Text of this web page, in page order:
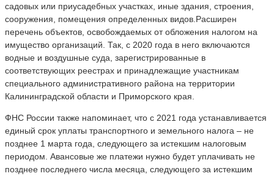
садовых или приусадебных участках, иные здания, строения,
сооружения, помещения определенных видов.Расширен
перечень объектов, освобождаемых от обложения налогом на
имущество организаций. Так, с 2020 года в него включаются
водные и воздушные суда, зарегистрированные в
соответствующих реестрах и принадлежащие участникам
специального административного района на территории
Калининградской области и Приморского края.
ФНС России также напоминает, что с 2021 года устанавливается
единый срок уплаты транспортного и земельного налога – не
позднее 1 марта года, следующего за истекшим налоговым
периодом. Авансовые же платежи нужно будет уплачивать не
позднее последнего числа месяца, следующего за истекшим